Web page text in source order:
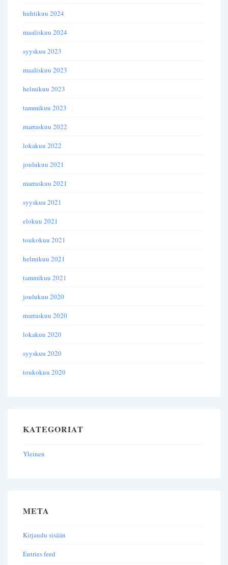
huhtikuu 2024
maaliskuu 2024
syyskuu 2023
maaliskuu 2023
helmikuu 2023
tammikuu 2023
marraskuu 2022
lokakuu 2022
joulukuu 2021
marraskuu 2021
syyskuu 2021
elokuu 2021
toukokuu 2021
helmikuu 2021
tammikuu 2021
joulukuu 2020
marraskuu 2020
lokakuu 2020
syyskuu 2020
toukokuu 2020
KATEGORIAT
Yleinen
META
Kirjaudu sisään
Entries feed